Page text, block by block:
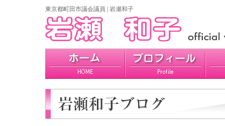
東京都町田市議会議員 | 岩瀬和子
プロフィール 政策 活動報告